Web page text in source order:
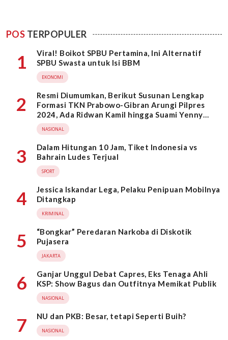
POS TERPOPULER
1
Viral! Boikot SPBU Pertamina, Ini Alternatif
SPBU Swasta untuk Isi BBM
EKONOMI
2
Resmi Diumumkan, Berikut Susunan Lengkap
Formasi TKN Prabowo-Gibran Arungi Pilpres
2024, Ada Ridwan Kamil hingga Suami Yenny
Wahid
NASIONAL
3
Dalam Hitungan 10 Jam, Tiket Indonesia vs
Bahrain Ludes Terjual
SPORT
4
Jessica Iskandar Lega, Pelaku Penipuan Mobilnya
Ditangkap
KRIMINAL
5
“Bongkar” Peredaran Narkoba di Diskotik
Pujasera
JAKARTA
6
Ganjar Unggul Debat Capres, Eks Tenaga Ahli
KSP: Show Bagus dan Outfitnya Memikat Publik
NASIONAL
7 NU dan PKB: Besar, tetapi Seperti Buih?
NASIONAL